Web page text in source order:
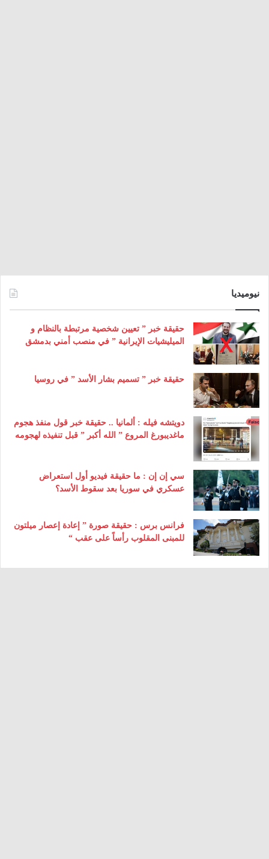
نيوميديا
حقيقة خبر ” تعيين شخصية مرتبطة بالنظام و
الميليشيات الإيرانية ” في منصب أمني بدمشق
حقيقة خبر ” تسميم بشار الأسد ” في روسيا
دويتشه فيله : ألمانيا .. حقيقة خبر قول منفذ هجوم
ماغديبورغ المروع ” الله أكبر ” قبل تنفيذه لهجومه
سي إن إن : ما حقيقة فيديو أول استعراض
عسكري في سوريا بعد سقوط الأسد؟
فرانس برس : حقيقة صورة ” إعادة إعصار ميلتون
للمبنى المقلوب رأساً على عقب “